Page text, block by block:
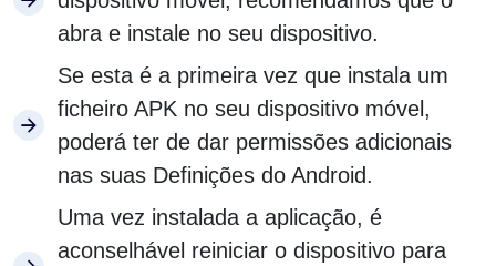
abra e instale no seu dispositivo.
Se esta é a primeira vez que instala um
ficheiro APK no seu dispositivo móvel,
poderá ter de dar permissões adicionais
nas suas Definições do Android.
Uma vez instalada a aplicação, é
aconselhável reiniciar o dispositivo para